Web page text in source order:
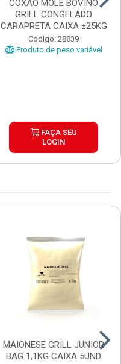
COXAO MOLE BOVINO
GRILL CONGELADO
CARAPRETA CAIXA ±25KG
Código: 28839
Produto de peso variável
FAÇA SEU
LOGIN
MAIONESE GRILL JUNIOR
BAG 1,1KG CAIXA 5UND